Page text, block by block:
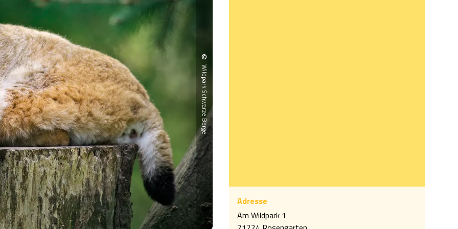
©
Wildpark Schwarze Berge
Eingang des Wildparks
Adresse
Am Wildpark 1